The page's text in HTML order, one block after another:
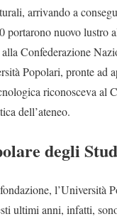
arrivando a
portarono nuovo
Confederazione
Popolari, pronte
riconosceva al
dell’ateneo.
degli
ultimi anni, infatti,